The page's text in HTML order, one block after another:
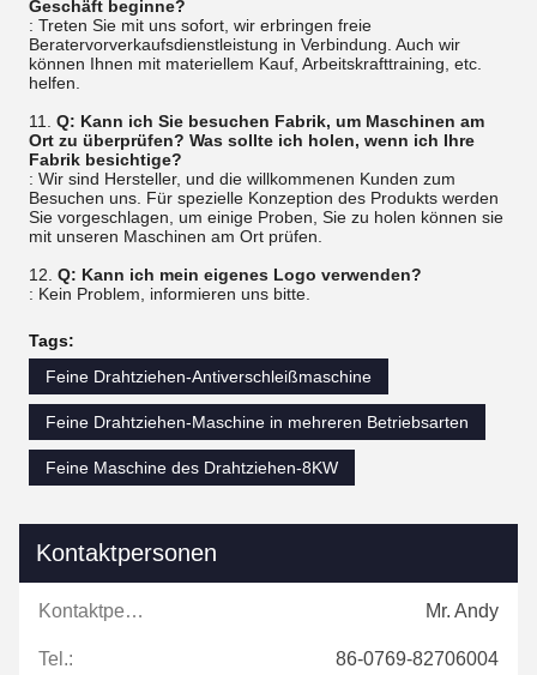
Geschäft beginne?
: Treten Sie mit uns sofort, wir erbringen freie
Beratervorverkaufsdienstleistung in Verbindung. Auch wir
können Ihnen mit materiellem Kauf, Arbeitskrafttraining, etc.
helfen.
11. Q: Kann ich Sie besuchen Fabrik, um Maschinen am
Ort zu überprüfen? Was sollte ich holen, wenn ich Ihre
Fabrik besichtige?
: Wir sind Hersteller, und die willkommenen Kunden zum
Besuchen uns. Für spezielle Konzeption des Produkts werden
Sie vorgeschlagen, um einige Proben, Sie zu holen können sie
mit unseren Maschinen am Ort prüfen.
12. Q: Kann ich mein eigenes Logo verwenden?
: Kein Problem, informieren uns bitte.
Tags:
Feine Drahtziehen-Antiverschleißmaschine
Feine Drahtziehen-Maschine in mehreren Betriebsarten
Feine Maschine des Drahtziehen-8KW
Kontaktpersonen
Kontaktpersonen: Mr. Andy
Tel.: 86-0769-82706004